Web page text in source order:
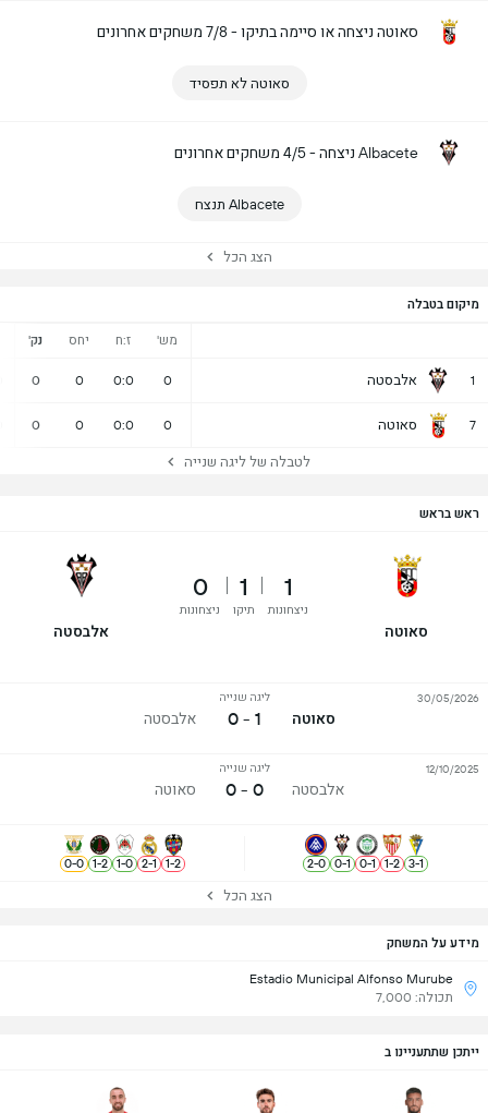
סאוטה ניצחה או סיימה בתיקו - 7/8 משחקים אחרונים
סאוטה לא תפסיד
Albacete ניצחה - 4/5 משחקים אחרונים
Albacete תנצח
הצג הכל
מיקום בטבלה
מש' ז:ח יחס נק'
1 אלבסטה 0
0:0
0
0
7 סאוטה 0
0:0
0
0
לטבלה של ליגה שנייה
מידע על המשחק
Estadio Municipal Alfonso Murube
תכולה: 7,000
ראש בראש
סאוטה
1
ניצחונות
1
תיקו
0
ניצחונות
אלבסטה
סאוטה
ליגה שנייה
1 - 0 אלבסטה
30/05/2026
אלבסטה
ליגה שנייה
0 - 0 סאוטה
12/10/2025
1
-
3
2
-
1
1
-
0
1
-
0
0
-
2
2
-
1
1
-
2
0
-
1
2
-
1
0
-
0
הצג הכל
ייתכן שתתעניינו ב